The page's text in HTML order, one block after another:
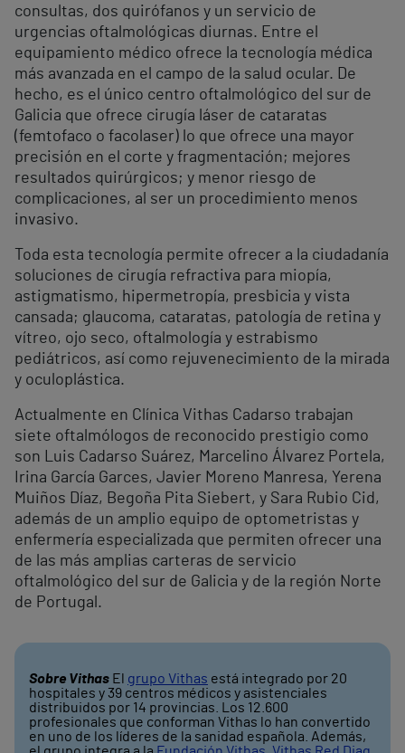
consultas, dos quirófanos y un servicio de
urgencias oftalmológicas diurnas. Entre el
equipamiento médico ofrece la tecnología médica
más avanzada en el campo de la salud ocular. De
hecho, es el único centro oftalmológico del sur de
Galicia que ofrece cirugía láser de cataratas
(femtofaco o facolaser) lo que ofrece una mayor
precisión en el corte y fragmentación; mejores
resultados quirúrgicos; y menor riesgo de
complicaciones, al ser un procedimiento menos
invasivo.
Toda esta tecnología permite ofrecer a la ciudadanía
soluciones de cirugía refractiva para miopía,
astigmatismo, hipermetropía, presbicia y vista
cansada; glaucoma, cataratas, patología de retina y
vítreo, ojo seco, oftalmología y estrabismo
pediátricos, así como rejuvenecimiento de la mirada
y oculoplástica.
Actualmente en Clínica Vithas Cadarso trabajan
siete oftalmólogos de reconocido prestigio como
son Luis Cadarso Suárez, Marcelino Álvarez Portela,
Irina García Garces, Javier Moreno Manresa, Yerena
Muiños Díaz, Begoña Pita Siebert, y Sara Rubio Cid,
además de un amplio equipo de optometristas y
enfermería especializada que permiten ofrecer una
de las más amplias carteras de servicio
oftalmológico del sur de Galicia y de la región Norte
de Portugal.
Sobre Vithas El grupo Vithas está integrado por 20
hospitales y 39 centros médicos y asistenciales
distribuidos por 14 provincias. Los 12.600
profesionales que conforman Vithas lo han convertido
en uno de los líderes de la sanidad española. Además,